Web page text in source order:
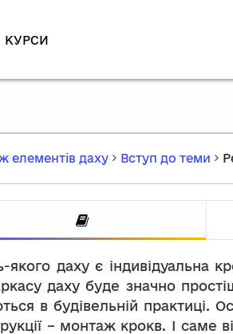
КУРСИ
елементів даху Вступ до теми
даху є індивідуальна
даху буде значно
в будівельній практиці.
– монтаж крокв. І саме